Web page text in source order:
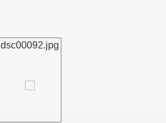
dsc00092.jpg